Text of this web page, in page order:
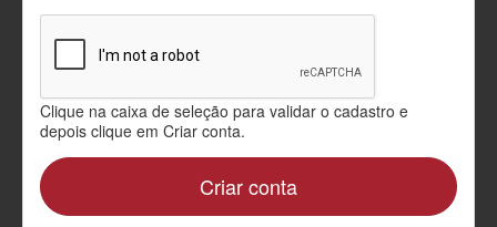
Clique na caixa de seleção para validar o cadastro e
depois clique em Criar conta.
Criar conta